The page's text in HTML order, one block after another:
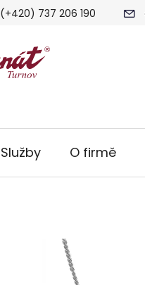
(+420) 737 206 190
Služby O firmě